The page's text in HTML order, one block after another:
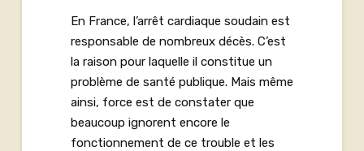
En France, l’arrêt cardiaque soudain est
responsable de nombreux décès. C’est
la raison pour laquelle il constitue un
problème de santé publique. Mais même
ainsi, force est de constater que
beaucoup ignorent encore le
fonctionnement de ce trouble et les